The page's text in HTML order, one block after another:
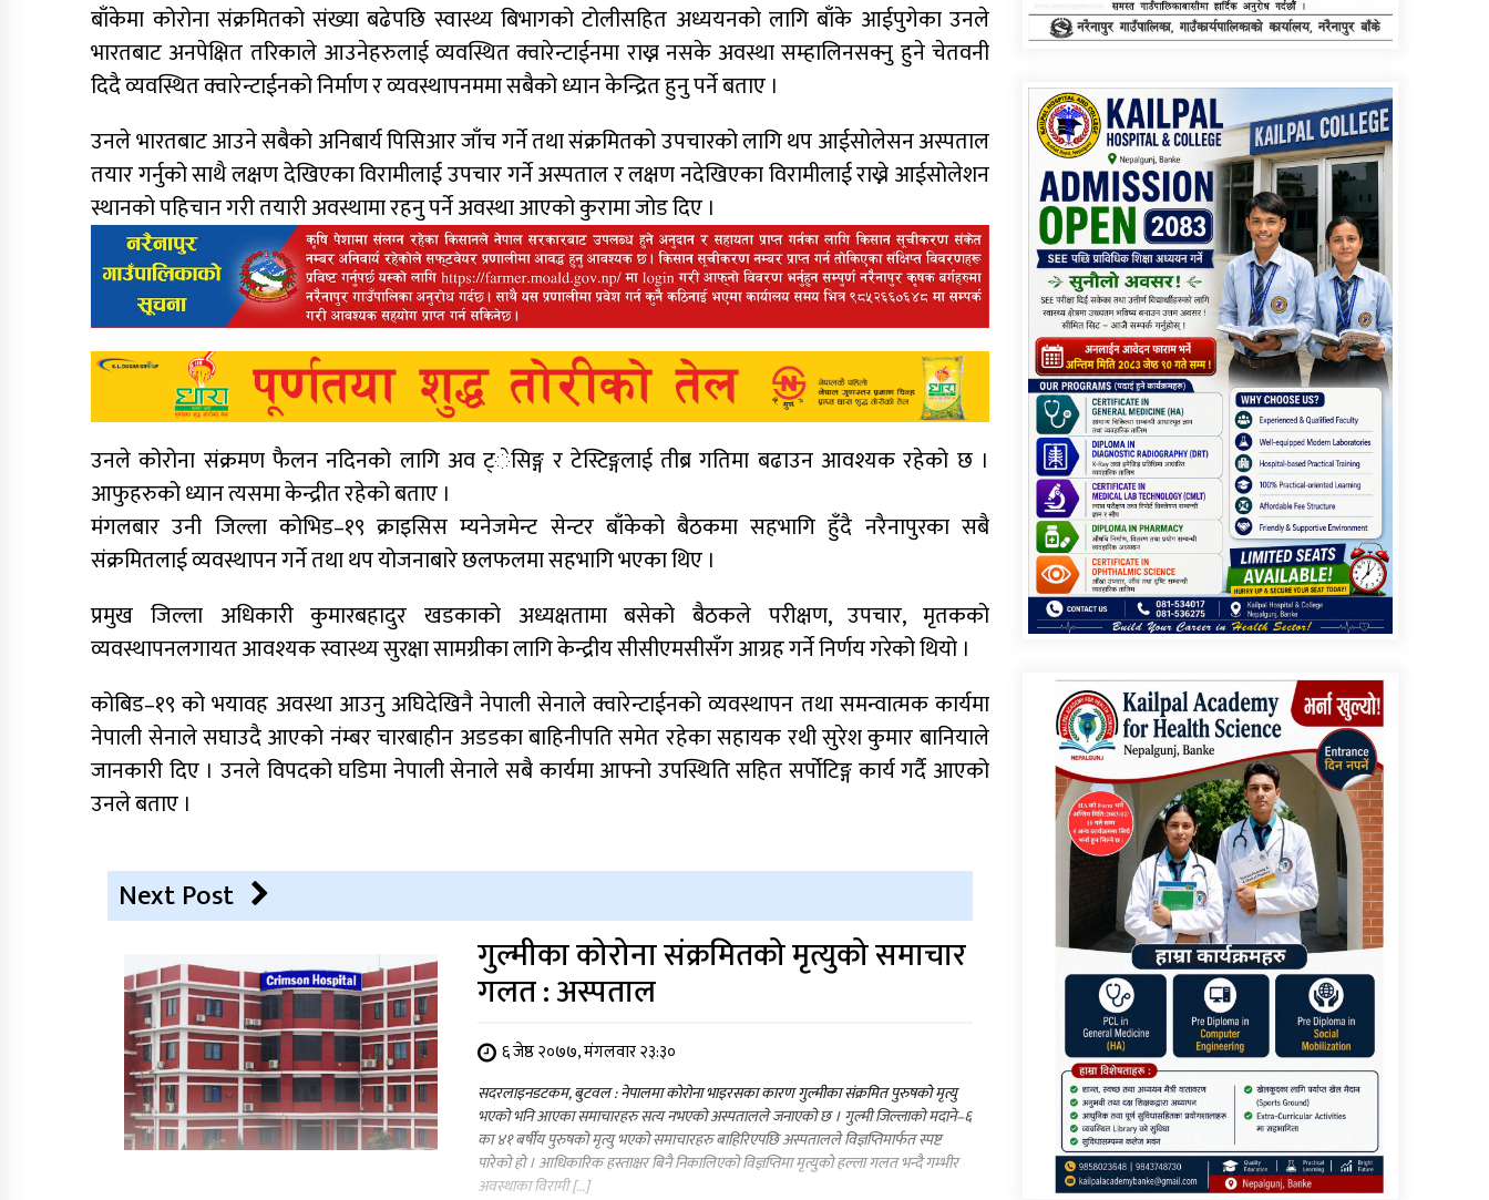
बाँकेमा कोरोना संक्रमितको संख्या बढेपछि स्वास्थ्य बिभागको टोलीसहित अध्ययनको लागि बाँके आईपुगेका उनले
भारतबाट अनपेक्षित तरिकाले आउनेहरुलाई व्यवस्थित क्वारेन्टाईनमा राख्न नसके अवस्था सम्हालिनसक्नु हुने चेतवनी
दिदै व्यवस्थित क्वारेन्टाईनको निर्माण र व्यवस्थापनममा सबैको ध्यान केन्द्रित हुनु पर्ने बताए ।
उनले भारतबाट आउने सबैको अनिबार्य पिसिआर जाँच गर्ने तथा संक्रमितको उपचारको लागि थप आईसोलेसन अस्पताल
तयार गर्नुको साथै लक्षण देखिएका विरामीलाई उपचार गर्ने अस्पताल र लक्षण नदेखिएका विरामीलाई राख्ने आईसोलेशन
स्थानको पहिचान गरी तयारी अवस्थामा रहनु पर्ने अवस्था आएको कुरामा जोड दिए ।
उनले कोरोना संक्रमण फैलन नदिनको लागि अव ट्ेसिङ्ग र टेस्टिङ्गलाई तीब्र गतिमा बढाउन आवश्यक रहेको छ ।
आफुहरुको ध्यान त्यसमा केन्द्रीत रहेको बताए ।
मंगलबार उनी जिल्ला कोभिड–१९ क्राइसिस म्यनेजमेन्ट सेन्टर बाँकेको बैठकमा सहभागि हुँदै नरैनापुरका सबै
संक्रमितलाई व्यवस्थापन गर्ने तथा थप योजनाबारे छलफलमा सहभागि भएका थिए ।
प्रमुख जिल्ला अधिकारी कुमारबहादुर खडकाको अध्यक्षतामा बसेको बैठकले परीक्षण, उपचार, मृतकको
व्यवस्थापनलगायत आवश्यक स्वास्थ्य सुरक्षा सामग्रीका लागि केन्द्रीय सीसीएमसीसँग आग्रह गर्ने निर्णय गरेको थियो ।
कोबिड–१९ को भयावह अवस्था आउनु अघिदेखिनै नेपाली सेनाले क्वारेन्टाईनको व्यवस्थापन तथा समन्वात्मक कार्यमा
नेपाली सेनाले सघाउदै आएको नंम्बर चारबाहीन अडडका बाहिनीपति समेत रहेका सहायक रथी सुरेश कुमार बानियाले
जानकारी दिए । उनले विपदको घडिमा नेपाली सेनाले सबै कार्यमा आफ्नो उपस्थिति सहित सर्पोटिङ्ग कार्य गर्दै आएको
उनले बताए ।
Next Post
गुल्मीका कोरोना संक्रमितको मृत्युको समाचार
गलत : अस्पताल
६ जेष्ठ २०७७, मंगलवार २३:३०
सदरलाइनडटकम, बुटवल : नेपालमा कोरोना भाइरसका कारण गुल्मीका संक्रमित पुरुषको मृत्यु
भएको भनि आएका समाचारहरु सत्य नभएको अस्पतालले जनाएको छ । गुल्मी जिल्लाको मदाने–६
का ४१ बर्षीय पुरुषको मृत्यु भएको समाचारहरु बाहिरिएपछि अस्पतालले विज्ञप्तिमार्फत स्पष्ट
पारेको हो । आधिकारिक हस्ताक्षर बिनै निकालिएको विज्ञप्तिमा मृत्युको हल्ला गलत भन्दै गम्भीर
अवस्थाका विरामी […]